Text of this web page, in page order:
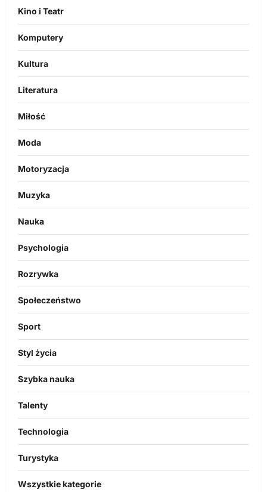
Kino i Teatr
Komputery
Kultura
Literatura
Miłość
Moda
Motoryzacja
Muzyka
Nauka
Psychologia
Rozrywka
Społeczeństwo
Sport
Styl życia
Szybka nauka
Talenty
Technologia
Turystyka
Wszystkie kategorie